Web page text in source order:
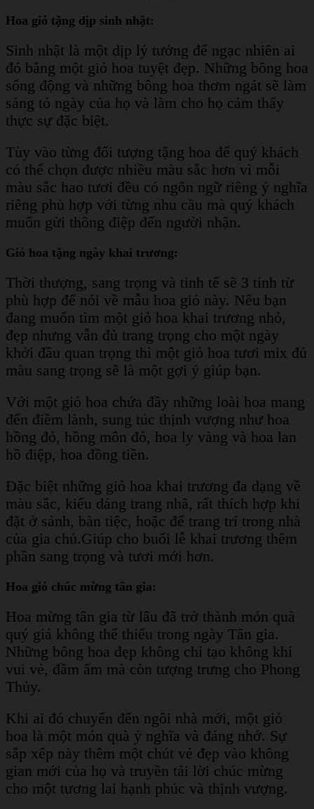
Hoa giỏ tặng dịp sinh nhật:
Sinh nhật là một dịp lý tưởng để ngạc nhiên ai
đó bằng một giỏ hoa tuyệt đẹp. Những bông hoa
sống động và những bông hoa thơm ngát sẽ làm
sáng tỏ ngày của họ và làm cho họ cảm thấy
thực sự đặc biệt.
Tùy vào từng đối tượng tặng hoa để quý khách
có thể chọn được nhiều màu sắc hơn vì mỗi
màu sắc hao tươi đều có ngôn ngữ riêng ý nghĩa
riêng phù hợp với từng nhu cầu mà quý khách
muốn gửi thông điệp đến người nhận.
Giỏ hoa tặng ngày khai trương:
Thời thượng, sang trọng và tinh tế sẽ 3 tính từ
phù hợp để nói về mẫu hoa giỏ này. Nếu bạn
đang muốn tìm một giỏ hoa khai trương nhỏ,
đẹp nhưng vẫn đủ trang trọng cho một ngày
khởi đầu quan trọng thì một giỏ hoa tươi mix đủ
màu sang trọng sẽ là một gợi ý giúp bạn.
Với một giỏ hoa chứa đầy những loài hoa mang
đến điềm lành, sung túc thịnh vượng như hoa
hồng đỏ, hồng môn đỏ, hoa ly vàng và hoa lan
hồ điệp, hoa đồng tiền.
Đặc biệt những giỏ hoa khai trương đa dạng về
màu sắc, kiểu dáng trang nhã, rất thích hợp khi
đặt ở sảnh, bàn tiệc, hoặc để trang trí trong nhà
của gia chủ.Giúp cho buổi lễ khai trương thêm
phần sang trọng và tươi mới hơn.
Hoa giỏ chúc mừng tân gia:
Hoa mừng tân gia từ lâu đã trở thành món quà
quý giá không thể thiếu trong ngày Tân gia.
Những bông hoa đẹp không chỉ tạo không khí
vui vẻ, đầm ấm mà còn tượng trưng cho Phong
Thủy.
Khi ai đó chuyển đến ngôi nhà mới, một giỏ
hoa là một món quà ý nghĩa và đáng nhớ. Sự
sắp xếp này thêm một chút vẻ đẹp vào không
gian mới của họ và truyền tải lời chúc mừng
cho một tương lai hạnh phúc và thịnh vượng.